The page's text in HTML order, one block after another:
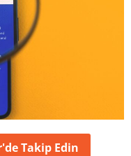
Takip Edin